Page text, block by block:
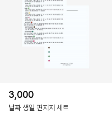
3,000
날짜 생일 편지지 세트